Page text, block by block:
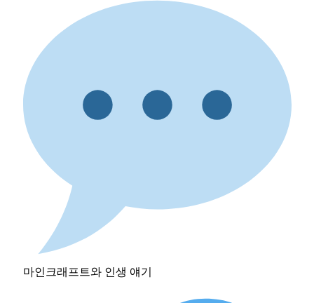
마인크래프트와 인생 얘기